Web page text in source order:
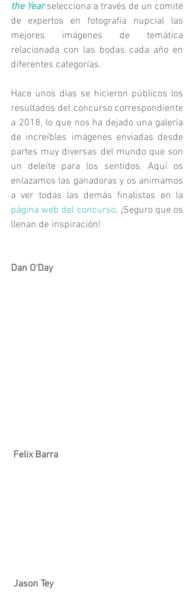
the Year selecciona a través de un comité
de expertos en fotografía nupcial las
mejores imágenes de temática
relacionada con las bodas cada año en
diferentes categorías.
Hace unos días se hicieron públicos los
resultados del concurso correspondiente
a 2018, lo que nos ha dejado una galería
de increíbles imágenes enviadas desde
partes muy diversas del mundo que son
un deleite para los sentidos. Aquí os
enlazamos las ganadoras y os animamos
página web del concurso. ¡Seguro que os
llenan de inspiración!
Dan O'Day
Felix Barra
Jason Tey